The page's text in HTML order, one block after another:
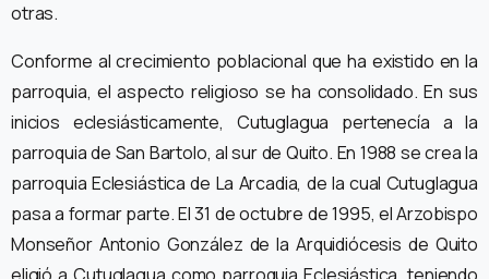
otras.
Conforme al crecimiento poblacional que ha existido en la
parroquia, el aspecto religioso se ha consolidado. En sus
inicios eclesiásticamente, Cutuglagua pertenecía a la
parroquia de San Bartolo, al sur de Quito. En 1988 se crea la
parroquia Eclesiástica de La Arcadia, de la cual Cutuglagua
pasa a formar parte. El 31 de octubre de 1995, el Arzobispo
Monseñor Antonio González de la Arquidiócesis de Quito